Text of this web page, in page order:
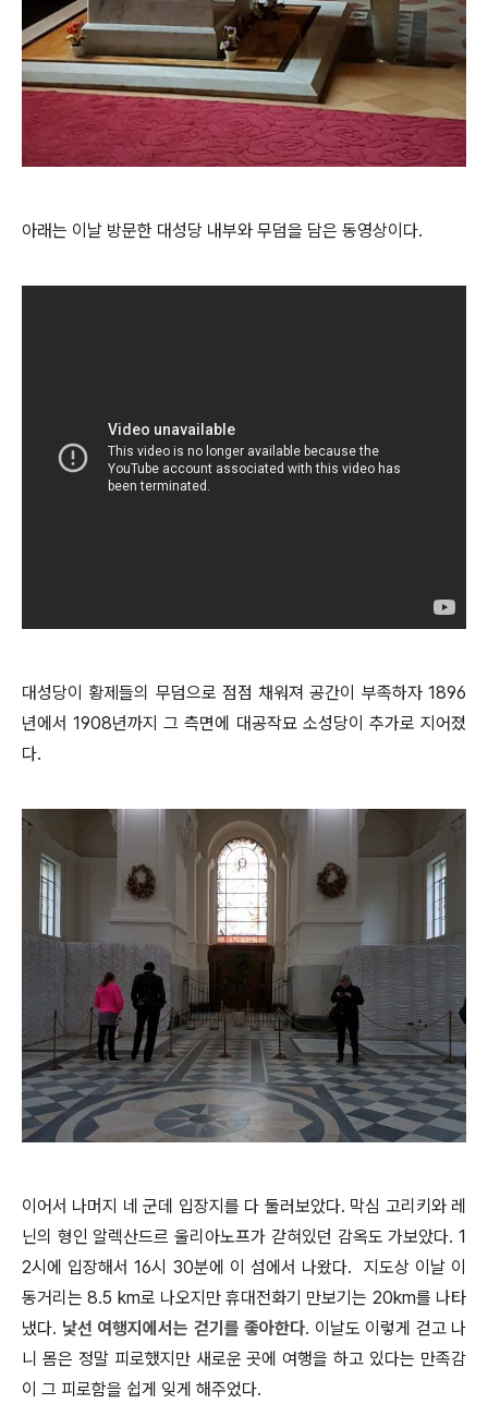
아래는 이날 방문한 대성당 내부와 무덤을 담은 동영상이다.
대성당이 황제들의 무덤으로 점점 채워져 공간이 부족하자 1896
년에서 1908년까지 그 측면에 대공작묘 소성당이 추가로 지어졌
다.
이어서 나머지 네 군데 입장지를 다 둘러보았다. 막심 고리키와 레
닌의 형인 알렉산드르 울리아노프가 갇혀있던 감옥도 가보았다. 1
2시에 입장해서 16시 30분에 이 섬에서 나왔다. 지도상 이날 이
동거리는 8.5 km로 나오지만 휴대전화기 만보기는 20km를 나타
냈다. 낯선 여행지에서는 걷기를 좋아한다. 이날도 이렇게 걷고 나
니 몸은 정말 피로했지만 새로운 곳에 여행을 하고 있다는 만족감
이 그 피로함을 쉽게 잊게 해주었다.